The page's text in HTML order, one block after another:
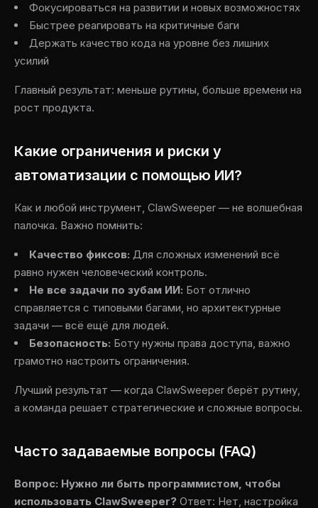
Фокусироваться на развитии и новых возможностях
Быстрее реагировать на критичные баги
Держать качество кода на уровне без лишних
усилий
Главный результат: меньше рутины, больше времени на
рост продукта.
Какие ограничения и риски у
автоматизации с помощью ИИ?
Как и любой инструмент, ClawSweeper — не волшебная
палочка. Важно помнить:
Качество фиксов: Для сложных изменений всё
равно нужен человеческий контроль.
Не все задачи по зубам ИИ: Бот отлично
справляется с типовыми багами, но архитектурные
задачи — всё ещё для людей.
Безопасность: Боту нужны права доступа, важно
грамотно настроить ограничения.
Лучший результат — когда ClawSweeper берёт рутину,
а команда решает стратегические и сложные вопросы.
Часто задаваемые вопросы (FAQ)
Вопрос: Нужно ли быть программистом, чтобы
использовать ClawSweeper? Ответ: Нет, настройка